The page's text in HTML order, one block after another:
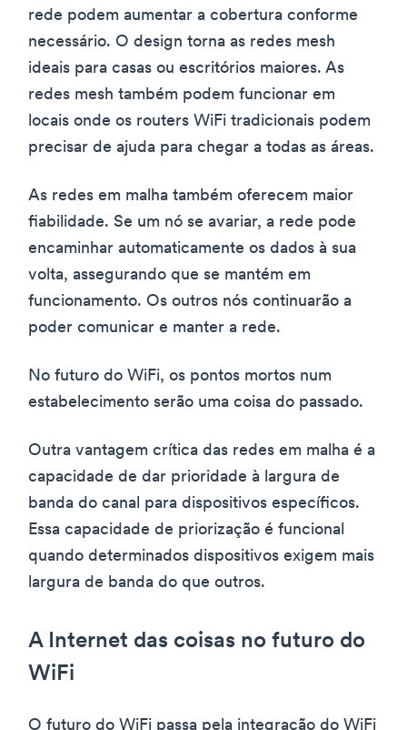
rede podem aumentar a cobertura conforme
necessário. O design torna as redes mesh
ideais para casas ou escritórios maiores. As
redes mesh também podem funcionar em
locais onde os routers WiFi tradicionais podem
precisar de ajuda para chegar a todas as áreas.
As redes em malha também oferecem maior
fiabilidade. Se um nó se avariar, a rede pode
encaminhar automaticamente os dados à sua
volta, assegurando que se mantém em
funcionamento. Os outros nós continuarão a
poder comunicar e manter a rede.
No futuro do WiFi, os pontos mortos num
estabelecimento serão uma coisa do passado.
Outra vantagem crítica das redes em malha é a
capacidade de dar prioridade à largura de
banda do canal para dispositivos específicos.
Essa capacidade de priorização é funcional
quando determinados dispositivos exigem mais
largura de banda do que outros.
A Internet das coisas no futuro do
WiFi
O futuro do WiFi passa pela integração do WiFi